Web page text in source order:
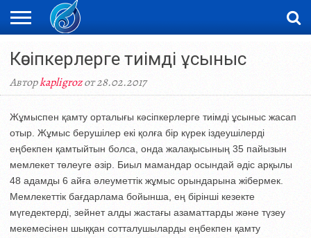
ЖАҢАЛЫҚТАР
НОВОСТИ
ВИДЕО
ФОТОРЕПОРТАЖИ
ОРКЕН
Кәсіпкерлерге тиімді ұсыныс
Авторkapligrozот 28.02.2017
Жұмыспен қамту орталығы кәсіпкерлерге тиімді ұсыныс жасап
отыр. Жұмыс берушілер екі қолға бір күрек іздеушілерді
еңбекпен қамтыйтын болса, онда жалақысының 35 пайызын
мемлекет төлеуге әзір. Биыл мамандар осындай әдіс арқылы
48 адамды 6 айға әлеуметтік жұмыс орындарына жібермек.
Мемлекеттік бағдарлама бойынша, ең бірінші кезекте
мүгедектерді, зейнет алды жастағы азаматтарды және түзеу
мекемесінен шыққан сотталушыларды еңбекпен қамту